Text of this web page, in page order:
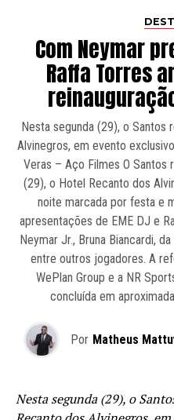
Com Neymar
Raffa Torres
Nesta segunda (29), o Santos
Alvinegros, em evento
Veras – Aço Filmes O Santos
(29), o Hotel Recanto dos
noite marcada por festa e
apresentações de EME DJ e
Neymar Jr., Bruna Biancardi,
entre outros jogadores. A
WePlan Group e a NR
concluída em
Por Matheus
Nesta segunda (29), o